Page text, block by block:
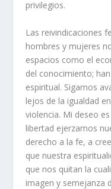
privilegios.
Las reivindicaciones
hombres y mujeres
espacios como el
del conocimiento;
espiritual. Sigamos
lejos de la igualdad
violencia. Mi deseo
libertad ejerzamos
derecho a la fe, a
que nuestra
que nos quitan la
imagen y semejanza